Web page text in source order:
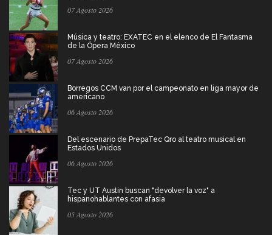
07 Agosto 2026
Música y teatro: EXATEC en el elenco de El Fantasma
de la Ópera México
07 Agosto 2026
Borregos CCM van por el campeonato en liga mayor de
americano
06 Agosto 2026
Del escenario de PrepaTec Qro al teatro musical en
Estados Unidos
06 Agosto 2026
Tec y UT Austin buscan "devolver la voz" a
hispanohablantes con afasia
05 Agosto 2026